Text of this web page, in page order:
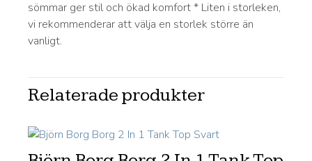
sömmar ger stil och ökad komfort * Liten i storleken,
vi rekommenderar att välja en storlek större än
vanligt.
Relaterade produkter